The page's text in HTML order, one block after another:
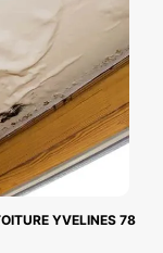
YVELINES 78